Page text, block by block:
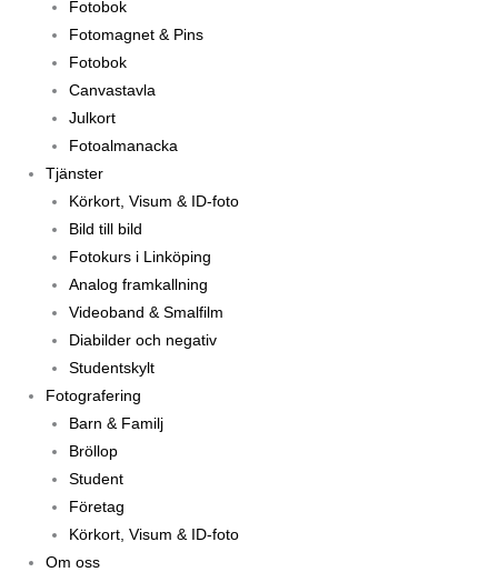
Fotobok
Fotomagnet & Pins
Fotobok
Canvastavla
Julkort
Fotoalmanacka
Tjänster
Körkort, Visum & ID-foto
Bild till bild
Fotokurs i Linköping
Analog framkallning
Videoband & Smalfilm
Diabilder och negativ
Studentskylt
Fotografering
Barn & Familj
Bröllop
Student
Företag
Körkort, Visum & ID-foto
Om oss